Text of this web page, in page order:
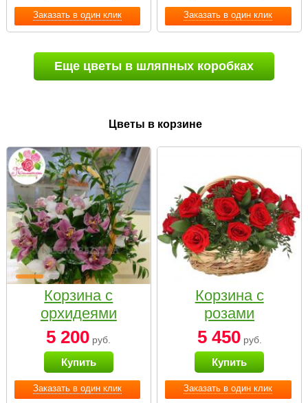
Заказать в один клик Заказать в один клик
Еще цветы в шляпных коробках
Цветы в корзине
Заказать в один клик
Корзина с
орхидеями
малая
5 200 руб.
Купить
Заказать в один клик
Корзина с
розами
«Красный
Париж»
5 450руб.
Купить